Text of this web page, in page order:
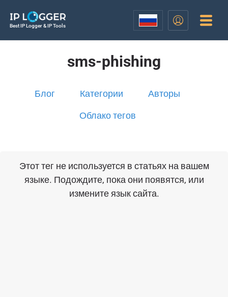
Best IP Logger & IP Tools
sms-phishing
Блог Категории Авторы
Облако тегов